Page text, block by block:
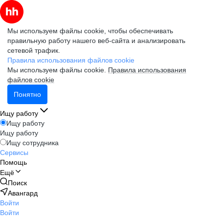
Мы используем файлы cookie, чтобы обеспечивать
правильную работу нашего веб-сайта и анализировать
сетевой трафик.
Правила использования файлов cookie
Мы используем файлы cookie. Правила использования
файлов cookie
Понятно
Ищу работу
Ищу работу
Ищу работу
Ищу сотрудника
Сервисы
Помощь
Ещё
Поиск
Авангард
Войти
Войти